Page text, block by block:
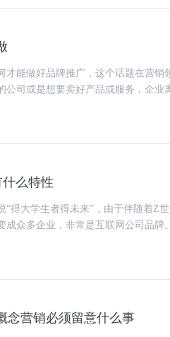
才能做好品牌推广，这个话题在营销
公司或是想要卖好产品或服务，企业
么特性
“得大学生者得未来”，由于伴随着Z
企业，非常是互联网公司品牌。 一些知名的
念营销必须留意什么事